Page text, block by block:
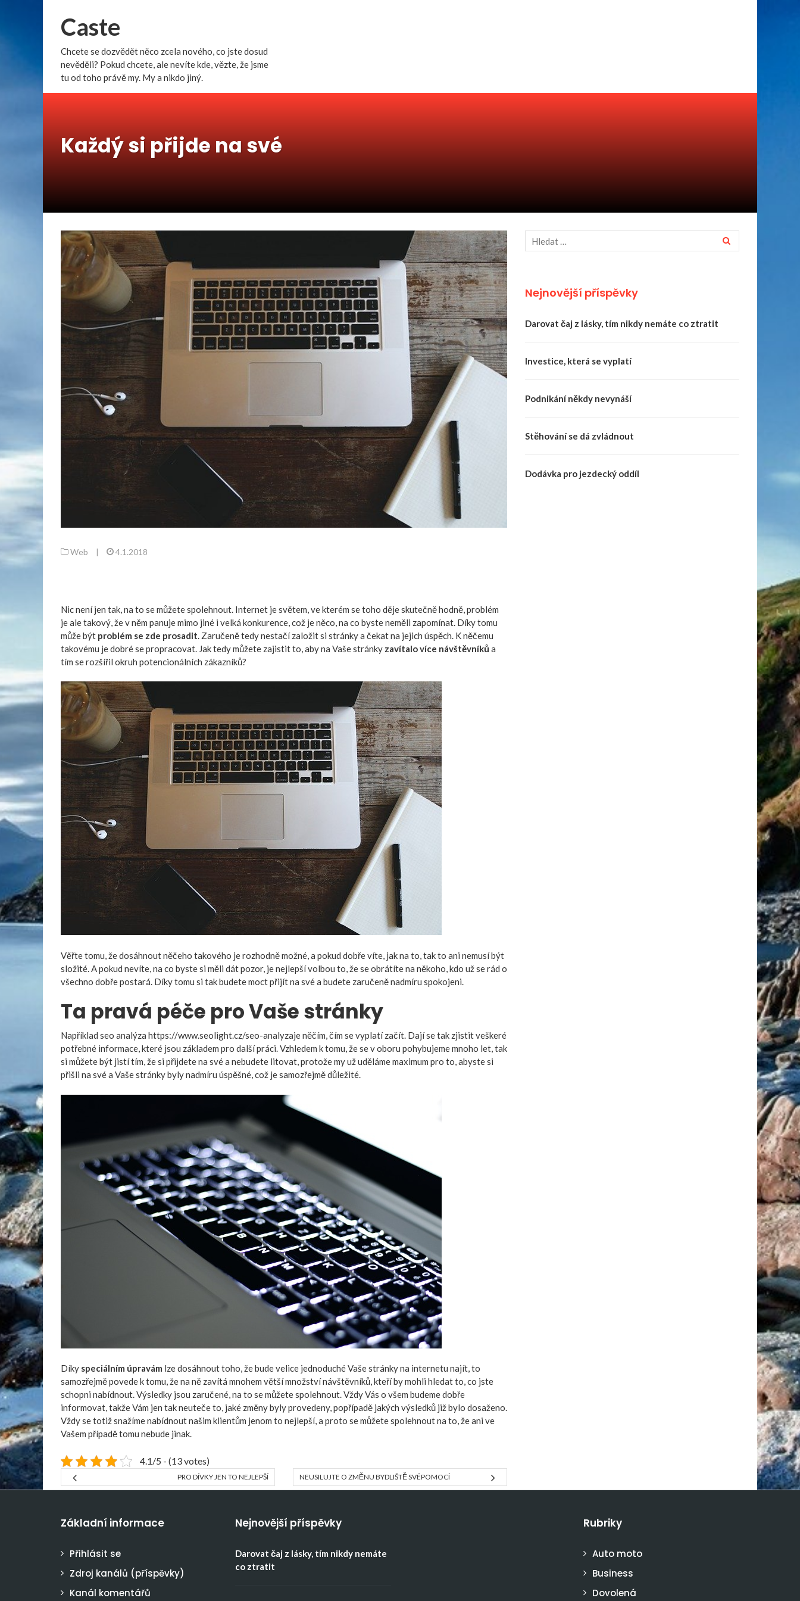
Caste
Chcete se dozvědět něco zcela nového, co jste dosud
nevěděli? Pokud chcete, ale nevíte kde, vězte, že jsme
tu od toho právě my. My a nikdo jiný.
Každý si přijde na své
Web | 4.1.2018
Nic není jen tak, na to se můžete spolehnout. Internet je světem, ve kterém se toho děje skutečně hodně, problém
je ale takový, že v něm panuje mimo jiné i velká konkurence, což je něco, na co byste neměli zapomínat. Díky tomu
může být problém se zde prosadit. Zaručeně tedy nestačí založit si stránky a čekat na jejich úspěch. K něčemu
takovému je dobré se propracovat. Jak tedy můžete zajistit to, aby na Vaše stránky zavítalo více návštěvníkůa
tím se rozšířil okruh potencionálních zákazníků?
Věřte tomu, že dosáhnout něčeho takového je rozhodně možné, a pokud dobře víte, jak na to, tak to ani nemusí být
složité. A pokud nevíte, na co byste si měli dát pozor, je nejlepší volbou to, že se obrátíte na někoho, kdo už se rád o
všechno dobře postará. Díky tomu si tak budete moct přijít na své a budete zaručeně nadmíru spokojeni.
Ta pravá péče pro Vaše stránky
Například seo analýza https://www.seolight.cz/seo-analyzaje něčím, čím se vyplatí začít. Dají se tak zjistit veškeré
potřebné informace, které jsou základem pro další práci. Vzhledem k tomu, že se v oboru pohybujeme mnoho let, tak
si můžete být jistí tím, že si přijdete na své a nebudete litovat, protože my už uděláme maximum pro to, abyste si
přišli na své a Vaše stránky byly nadmíru úspěšné, což je samozřejmě důležité.
Díky speciálním úpravám lze dosáhnout toho, že bude velice jednoduché Vaše stránky na internetu najít, to
samozřejmě povede k tomu, že na ně zavítá mnohem větší množství návštěvníků, kteří by mohli hledat to, co jste
schopni nabídnout. Výsledky jsou zaručené, na to se můžete spolehnout. Vždy Vás o všem budeme dobře
informovat, takže Vám jen tak neuteče to, jaké změny byly provedeny, popřípadě jakých výsledků již bylo dosaženo.
Vždy se totiž snažíme nabídnout našim klientům jenom to nejlepší, a proto se můžete spolehnout na to, že ani ve
Vašem případě tomu nebude jinak.
4.1/5 - (13 votes)
PRO DÍVKY JEN TO NEJLEPŠÍ NEUSILUJTE O ZMĚNU BYDLIŠTĚ SVÉPOMOCÍ
Nejnovější příspěvky
Darovat čaj z lásky, tím nikdy nemáte co ztratit
Investice, která se vyplatí
Podnikání někdy nevynáší
Stěhování se dá zvládnout
Dodávka pro jezdecký oddíl
Základní informace
Přihlásit se
Zdroj kanálů (příspěvky)
Kanál komentářů
Nejnovější příspěvky
Darovat čaj z lásky, tím nikdy nemáte
co ztratit
Rubriky
Auto moto
Business
Dovolená